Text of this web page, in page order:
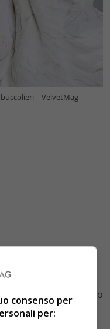
– VelvetMag
Pausini l’autunno
suo è un colore
moda che hanno
consenso per
per: